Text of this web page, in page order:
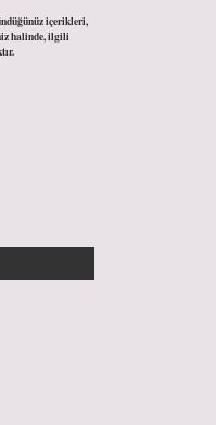
içerikleri,
halinde, ilgili